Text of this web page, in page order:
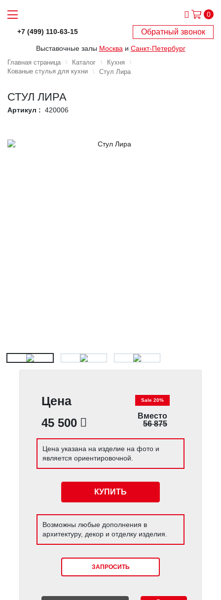
0
+7 (499) 110-63-15 Обратный звонок
Выставочные залы Москва и Санкт-Петербург
Главная страница Каталог
Кухня
Кованые стулья для кухни
Стул Лира
СТУЛ ЛИРА
Артикул : 420006
Цена
45 500
Sale 20%
Вместо
56 875
Цена указана на изделие на фото и
является ориентировочной.
КУПИТЬ
Возможны любые дополнения в
архитектуру, декор и отделку изделия.
ЗАПРОСИТЬ